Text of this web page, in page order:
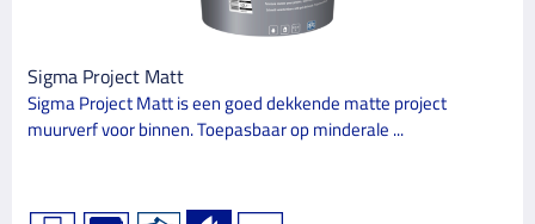
Sigma Project Matt
Sigma Project Matt is een goed dekkende matte project
muurverf voor binnen. Toepasbaar op minderale ...